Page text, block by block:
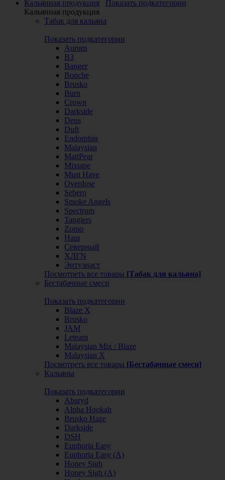
Кальянная продукция
Показать подкатегории
Кальянная продукция
Табак для кальяна
Показать подкатегории
Aurum
B3
Banger
Bonche
Brusko
Burn
Crown
Darkside
Deus
Duft
Endorphin
Malaysian
MattPear
Mixtape
Must Have
Overdose
Sebero
Smoke Angels
Spectrum
Tangiers
Zomo
Наш
Северный
ХЛГN
Энтузиаст
Посмотреть все товары [Табак для кальяна]
Бестабачные смеси
Показать подкатегории
Blaze X
Brusko
JAM
Leteam
Malaysian Mix / Blaze
Malaysian X
Посмотреть все товары [Бестабачные смеси]
Кальяны
Показать подкатегории
Abaryd
Alpha Hookah
Brusko Haze
Darkside
DSH
Euphoria Easy
Euphoria Easy (А)
Honey Sigh
Honey Sigh (А)